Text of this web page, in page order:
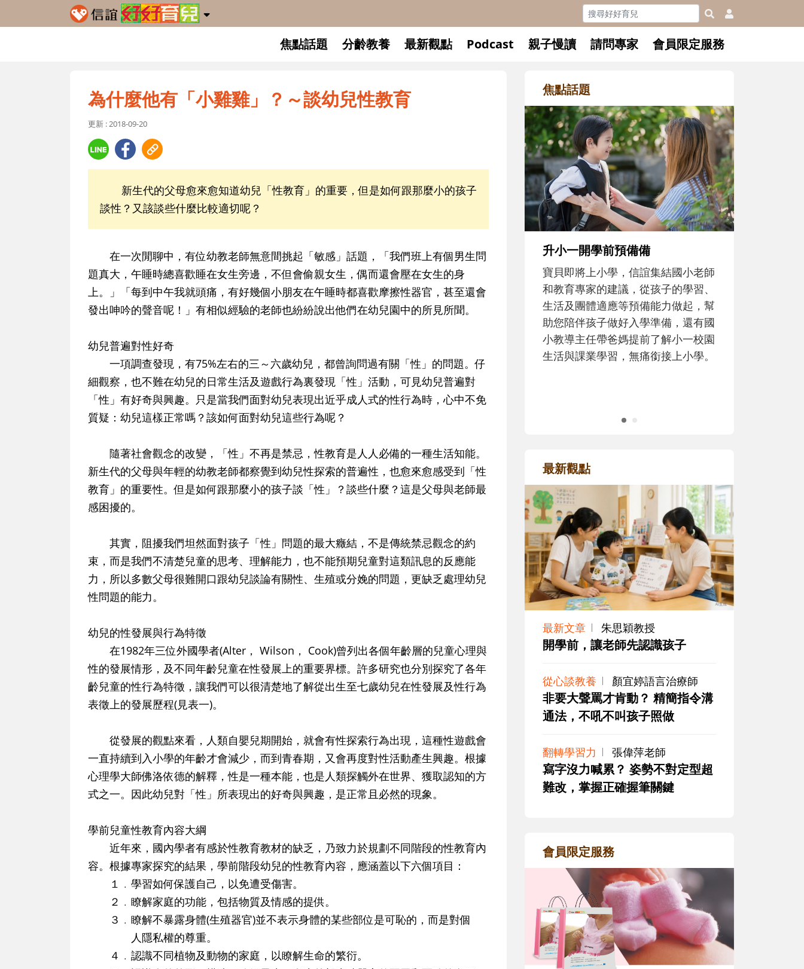
焦點話題 分齡教養 最新觀點 Podcast 親子慢讀 請問專家 會員限定服務
為什麼他有「小雞雞」？～談幼兒性教育
更新 : 2018-09-20
新生代的父母愈來愈知道幼兒「性教育」的重要，但是如何跟那麼小的孩子
談性？又該談些什麼比較適切呢？
在一次閒聊中，有位幼教老師無意間挑起「敏感」話題，「我們班上有個男生問
題真大，午睡時總喜歡睡在女生旁邊，不但會偷親女生，偶而還會壓在女生的身
上。」「每到中午我就頭痛，有好幾個小朋友在午睡時都喜歡摩擦性器官，甚至還會
發出呻吟的聲音呢！」有相似經驗的老師也紛紛說出他們在幼兒園中的所見所聞。
幼兒普遍對性好奇
一項調查發現，有75%左右的三～六歲幼兒，都曾詢問過有關「性」的問題。仔
細觀察，也不難在幼兒的日常生活及遊戲行為裏發現「性」活動，可見幼兒普遍對
「性」有好奇與興趣。只是當我們面對幼兒表現出近乎成人式的性行為時，心中不免
質疑：幼兒這樣正常嗎？該如何面對幼兒這些行為呢？
隨著社會觀念的改變，「性」不再是禁忌，性教育是人人必備的一種生活知能。
新生代的父母與年輕的幼教老師都察覺到幼兒性探索的普遍性，也愈來愈感受到「性
教育」的重要性。但是如何跟那麼小的孩子談「性」？談些什麼？這是父母與老師最
感困擾的。
其實，阻擾我們坦然面對孩子「性」問題的最大癥結，不是傳統禁忌觀念的約
束，而是我們不清楚兒童的思考、理解能力，也不能預期兒童對這類訊息的反應能
力，所以多數父母很難開口跟幼兒談論有關性、生殖或分娩的問題，更缺乏處理幼兒
性問題的能力。
幼兒的性發展與行為特徵
在1982年三位外國學者(Alter， Wilson， Cook)曾列出各個年齡層的兒童心理與
性的發展情形，及不同年齡兒童在性發展上的重要界標。許多研究也分別探究了各年
齡兒童的性行為特徵，讓我們可以很清楚地了解從出生至七歲幼兒在性發展及性行為
表徵上的發展歷程(見表一)。
從發展的觀點來看，人類自嬰兒期開始，就會有性探索行為出現，這種性遊戲會
一直持續到入小學的年齡才會減少，而到青春期，又會再度對性活動產生興趣。根據
心理學大師佛洛依德的解釋，性是一種本能，也是人類探觸外在世界、獲取認知的方
式之一。因此幼兒對「性」所表現出的好奇與興趣，是正常且必然的現象。
學前兒童性教育內容大綱
近年來，國內學者有感於性教育教材的缺乏，乃致力於規劃不同階段的性教育內
容。根據專家探究的結果，學前階段幼兒的性教育內容，應涵蓋以下六個項目：
１﹒學習如何保護自己，以免遭受傷害。
２﹒瞭解家庭的功能，包括物質及情感的提供。
３﹒瞭解不暴露身體(生殖器官)並不表示身體的某些部位是可恥的，而是對個
人隱私權的尊重。
４﹒認識不同植物及動物的家庭，以瞭解生命的繁衍。
焦點話題
和孩子一起長大的那個男人│讀
懂父親的不同模樣
沒有人天生就擅長當爸爸！男人總是
在一次次「前所未有」的體驗中，跟
著孩子一起長大。從給予安全感的肢
體遊戲，到獨立自主、角色認同及解
決問題的能力養成。爸爸正嘗試用不
同的模樣，參與孩子每個重要的成長
歷程。
最新觀點
最新文章 朱思穎教授
開學前，讓老師先認識孩子
從心談教養 顏宜婷語言治療師
非要大聲罵才肯動？ 精簡指令溝
通法，不吼不叫孩子照做
翻轉學習力 張偉萍老師
寫字沒力喊累？ 姿勢不對定型超
難改，掌握正確握筆關鍵
會員限定服務